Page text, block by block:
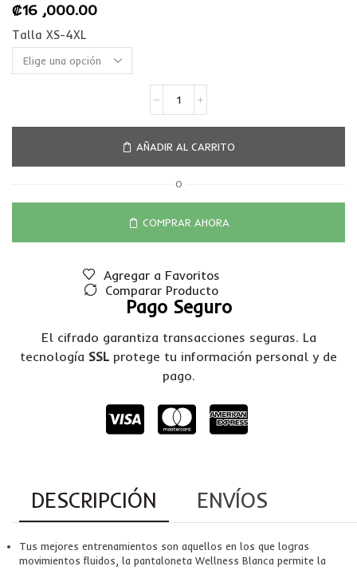
₡16 ,000.00
Talla XS-4XL
AÑADIR AL CARRITO
O
COMPRAR AHORA
Agregar a Favoritos
Comparar Producto
Pago Seguro
El cifrado garantiza transacciones seguras. La
tecnología SSL protege tu información personal y de
pago.
DESCRIPCIÓN ENVÍOS
Tus mejores entrenamientos son aquellos en los que logras
movimientos fluidos, la pantaloneta Wellness Blanca permite la